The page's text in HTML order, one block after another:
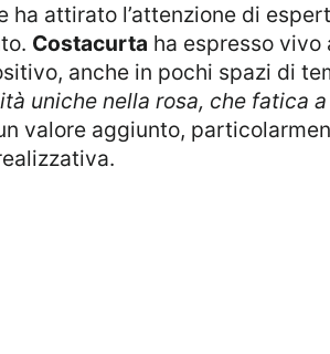
ha attirato l’attenzione di
Costacurta ha espresso
anche in pochi spazi di
uniche nella rosa, che fatica
valore aggiunto,